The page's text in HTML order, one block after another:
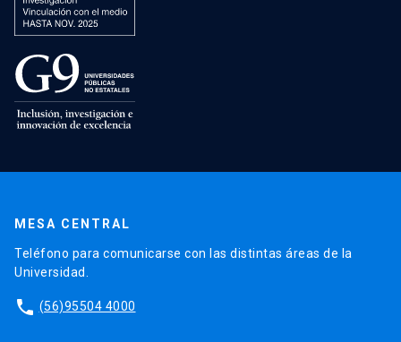
MESA CENTRAL
Teléfono para comunicarse con las distintas áreas de la
Universidad.
phone (56)95504 4000